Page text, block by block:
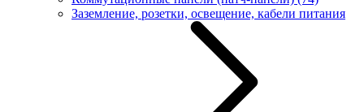
Заземление, розетки, освещение, кабели питания